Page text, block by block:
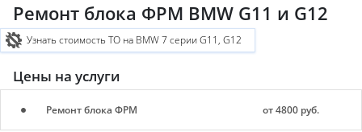
Ремонт блока ФРМ BMW G11 и G12
Узнать стоимость ТО на BMW 7 серии G11, G12
Цены на услуги
Ремонт блока ФРМ от 4800 руб.